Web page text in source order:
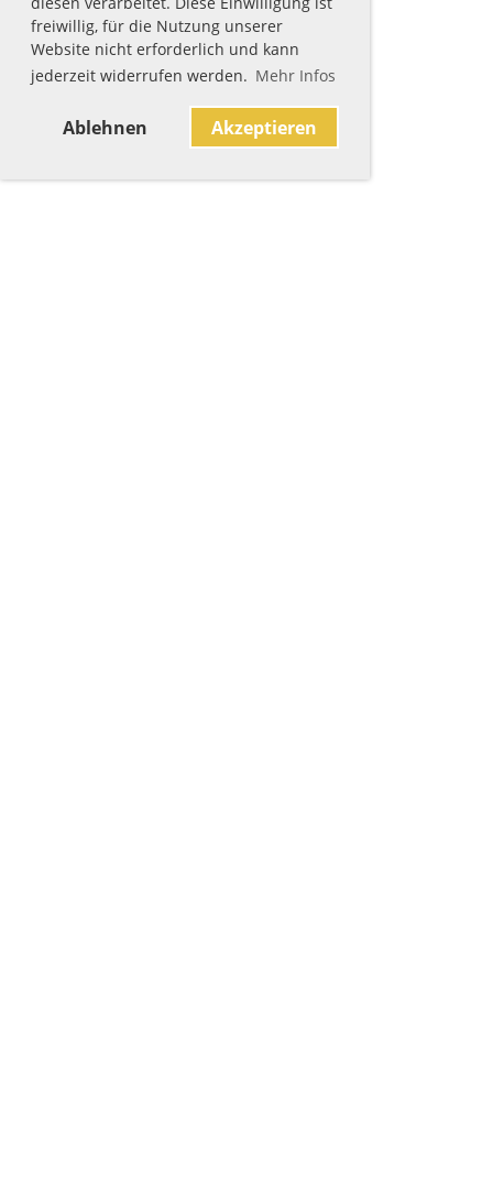
freiwillig, für die Nutzung unserer
Website nicht erforderlich und kann
jederzeit widerrufen werden. Mehr Infos
Ablehnen Akzeptieren